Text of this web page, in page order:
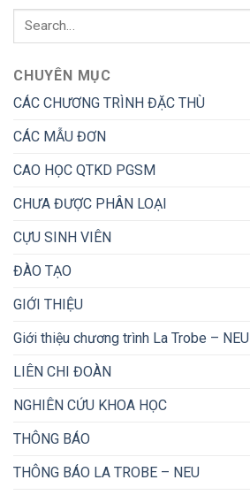
CHUYÊN MỤC
CÁC CHƯƠNG TRÌNH ĐẶC THÙ
CÁC MẪU ĐƠN
CAO HỌC QTKD PGSM
CHƯA ĐƯỢC PHÂN LOẠI
CỰU SINH VIÊN
ĐÀO TẠO
GIỚI THIỆU
Giới thiệu chương trình La Trobe – NEU
LIÊN CHI ĐOÀN
NGHIÊN CỨU KHOA HỌC
THÔNG BÁO
THÔNG BÁO LA TROBE – NEU